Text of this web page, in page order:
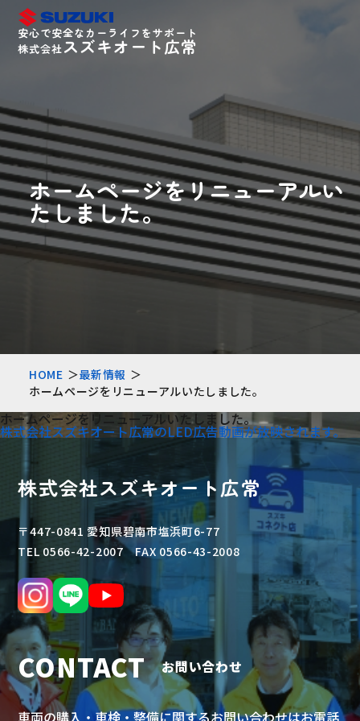
安心で安全なカーライフをサポート
株式会社スズキオート広常
ホームページをリニューアルい
たしました。
HOME
最新情報
ホームページをリニューアルいたしました。
ホームページをリニューアルいたしました。
株式会社スズキオート広常のLED広告動画が放映されます。
株式会社スズキオート広常
〒447-0841 愛知県碧南市塩浜町6-77
TEL 0566-42-2007 FAX 0566-43-2008
CONTACT お問い合わせ
車両の購入・車検・整備に関するお問い合わせはお電話